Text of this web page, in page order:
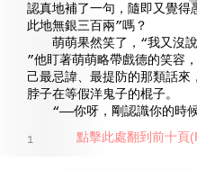
認真地補了一句，隨即又覺得
此地無銀三百兩”嗎？
萌萌果然笑了，“我又沒說
”他盯著萌萌略帶戲德的笑容
己最忌諱、最提防的那類話來
脖子在等假洋鬼子的棍子。
“——你呀，剛認識你的時
1 點擊此處翻到前十頁